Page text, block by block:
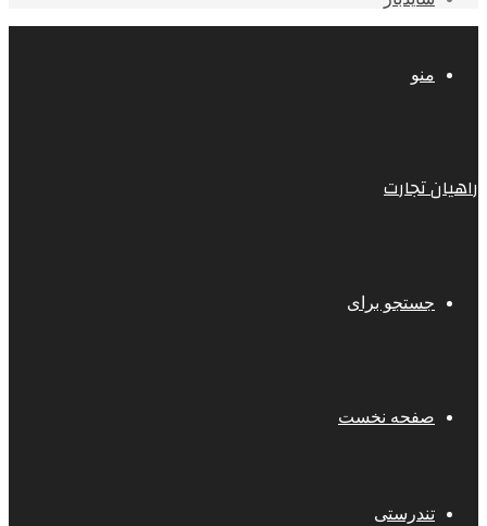
منو
راهیان تجارت
جستجو برای
صفحه نخست
تندرستی